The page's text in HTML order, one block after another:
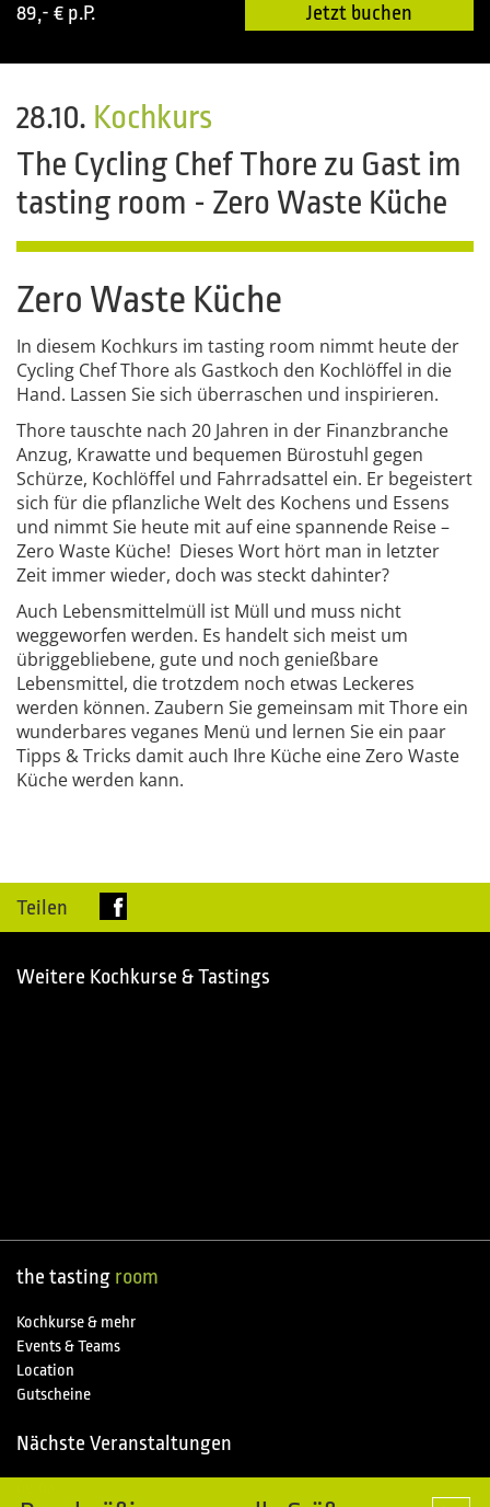
89,- € p.P. Jetzt buchen
28.10. Kochkurs
The Cycling Chef Thore zu Gast im
tasting room - Zero Waste Küche
Zero Waste Küche
In diesem Kochkurs im tasting room nimmt heute der
Cycling Chef Thore als Gastkoch den Kochlöffel in die
Hand. Lassen Sie sich überraschen und inspirieren.
Thore tauschte nach 20 Jahren in der Finanzbranche
Anzug, Krawatte und bequemen Bürostuhl gegen
Schürze, Kochlöffel und Fahrradsattel ein. Er begeistert
sich für die pflanzliche Welt des Kochens und Essens
und nimmt Sie heute mit auf eine spannende Reise –
Zero Waste Küche! Dieses Wort hört man in letzter
Zeit immer wieder, doch was steckt dahinter?
Auch Lebensmittelmüll ist Müll und muss nicht
weggeworfen werden. Es handelt sich meist um
übriggebliebene, gute und noch genießbare
Lebensmittel, die trotzdem noch etwas Leckeres
werden können. Zaubern Sie gemeinsam mit Thore ein
wunderbares veganes Menü und lernen Sie ein paar
Tipps & Tricks damit auch Ihre Küche eine Zero Waste
Küche werden kann.
Teilen
Weitere Kochkurse & Tastings
the tasting room
Kochkurse & mehr
Events & Teams
Location
Gutscheine
Nächste Veranstaltungen